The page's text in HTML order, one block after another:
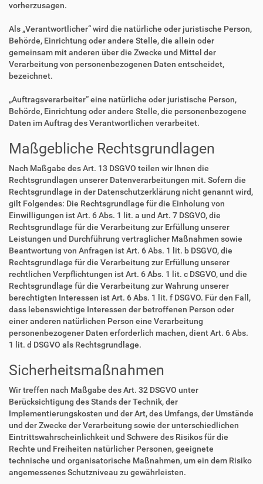
vorherzusagen.
Als „Verantwortlicher“ wird die natürliche oder juristische Person,
Behörde, Einrichtung oder andere Stelle, die allein oder
gemeinsam mit anderen über die Zwecke und Mittel der
Verarbeitung von personenbezogenen Daten entscheidet,
bezeichnet.
„Auftragsverarbeiter“ eine natürliche oder juristische Person,
Behörde, Einrichtung oder andere Stelle, die personenbezogene
Daten im Auftrag des Verantwortlichen verarbeitet.
Maßgebliche Rechtsgrundlagen
Nach Maßgabe des Art. 13 DSGVO teilen wir Ihnen die
Rechtsgrundlagen unserer Datenverarbeitungen mit. Sofern die
Rechtsgrundlage in der Datenschutzerklärung nicht genannt wird,
gilt Folgendes: Die Rechtsgrundlage für die Einholung von
Einwilligungen ist Art. 6 Abs. 1 lit. a und Art. 7 DSGVO, die
Rechtsgrundlage für die Verarbeitung zur Erfüllung unserer
Leistungen und Durchführung vertraglicher Maßnahmen sowie
Beantwortung von Anfragen ist Art. 6 Abs. 1 lit. b DSGVO, die
Rechtsgrundlage für die Verarbeitung zur Erfüllung unserer
rechtlichen Verpflichtungen ist Art. 6 Abs. 1 lit. c DSGVO, und die
Rechtsgrundlage für die Verarbeitung zur Wahrung unserer
berechtigten Interessen ist Art. 6 Abs. 1 lit. f DSGVO. Für den Fall,
dass lebenswichtige Interessen der betroffenen Person oder
einer anderen natürlichen Person eine Verarbeitung
personenbezogener Daten erforderlich machen, dient Art. 6 Abs.
1 lit. d DSGVO als Rechtsgrundlage.
Sicherheitsmaßnahmen
Wir treffen nach Maßgabe des Art. 32 DSGVO unter
Berücksichtigung des Stands der Technik, der
Implementierungskosten und der Art, des Umfangs, der Umstände
und der Zwecke der Verarbeitung sowie der unterschiedlichen
Eintrittswahrscheinlichkeit und Schwere des Risikos für die
Rechte und Freiheiten natürlicher Personen, geeignete
technische und organisatorische Maßnahmen, um ein dem Risiko
angemessenes Schutzniveau zu gewährleisten.